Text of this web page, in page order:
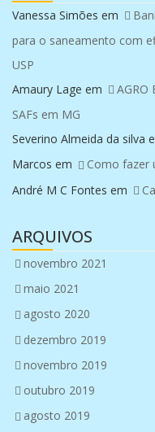
Vanessa Simões em
para o saneamento com
USP
Amaury Lage em
AGRO
SAFs em MG
Severino Almeida da silva
Marcos em
Como fazer
André M C Fontes em
ARQUIVOS
novembro 2021
maio 2021
agosto 2020
dezembro 2019
novembro 2019
outubro 2019
agosto 2019